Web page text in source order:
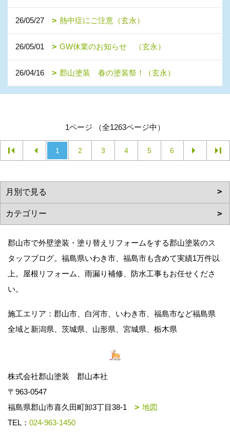
26/05/27 熱中症にご注意（玄永）
26/05/01 GW休業のお知らせ （玄永）
26/04/16 郡山塗装 春の塗装祭！（玄永）
1ページ （全1263ページ中）
1 2 3 4 5 6
郡山市で外壁塗装・塗り替えリフォームをする郡山塗装のス
タッフブログ。福島県いわき市、福島市も含めて実績1万件以
上。屋根リフォーム、雨漏り補修、防水工事もお任せくださ
い。
施工エリア：郡山市、白河市、いわき市、福島市など福島県
全域と新潟県、茨城県、山形県、宮城県、栃木県
株式会社郡山塗装 郡山本社
〒963-0547
福島県郡山市喜久田町卸3丁目38-1
地図
TEL： 024-963-1450